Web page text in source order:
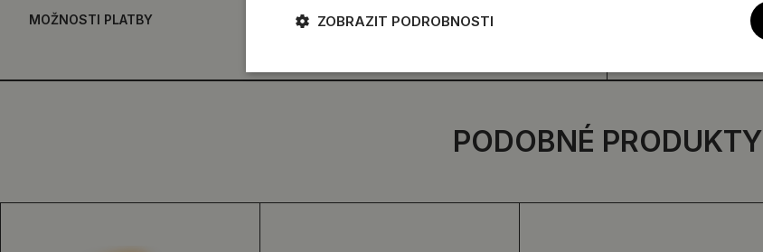
MOŽNOSTI PLATBY
PODOBNÉ PRODUKTY
ZOBRAZIT PODROBNOSTI